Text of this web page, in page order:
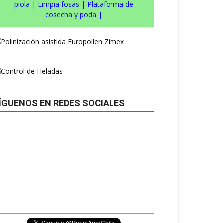
piola | Limpia fosas | Plataforma de
cosecha y poda |
EN REDES SOCIALES